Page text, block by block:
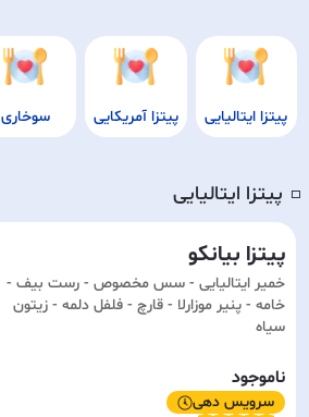
پیتزا ایتالیایی پیتزا آمریکایی سوخاری
◽️ پیتزا ایتالیایی
پیتزا بیانکو
خمیر ایتالیایی - سس مخصوص - رست بیف -
خامه - پنیر موزارلا - قارچ - فلفل دلمه - زیتون
سیاه
ناموجود
سرویس دهی